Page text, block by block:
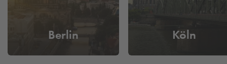
Berlin Köln